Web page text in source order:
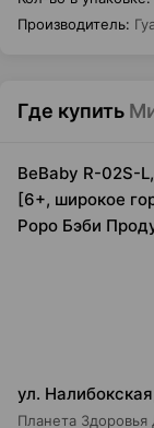
Производитель:
Где купить
BeBaby R-02S-
[6+, широкое
Роро Бэби
ул.